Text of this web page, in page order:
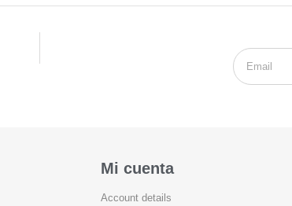
Mi cuenta
Account details